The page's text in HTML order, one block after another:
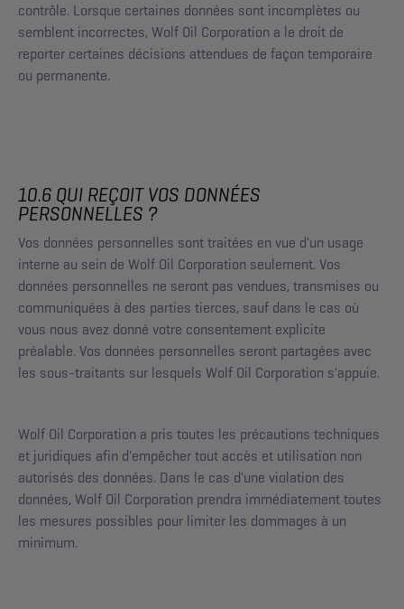
contrôle. Lorsque certaines données sont incomplètes ou
semblent incorrectes, Wolf Oil Corporation a le droit de
reporter certaines décisions attendues de façon temporaire
ou permanente.
10.6 QUI REÇOIT VOS DONNÉES
PERSONNELLES ?
Vos données personnelles sont traitées en vue d'un usage
interne au sein de Wolf Oil Corporation seulement. Vos
données personnelles ne seront pas vendues, transmises ou
communiquées à des parties tierces, sauf dans le cas où
vous nous avez donné votre consentement explicite
préalable. Vos données personnelles seront partagées avec
les sous-traitants sur lesquels Wolf Oil Corporation s'appuie.
Wolf Oil Corporation a pris toutes les précautions techniques
et juridiques afin d'empêcher tout accès et utilisation non
autorisés des données. Dans le cas d'une violation des
données, Wolf Oil Corporation prendra immédiatement toutes
les mesures possibles pour limiter les dommages à un
minimum.